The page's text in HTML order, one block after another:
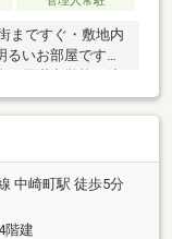
まですぐ・敷地内
るいお部屋です
４分・扇町公園
中崎町駅 徒歩5分
階建